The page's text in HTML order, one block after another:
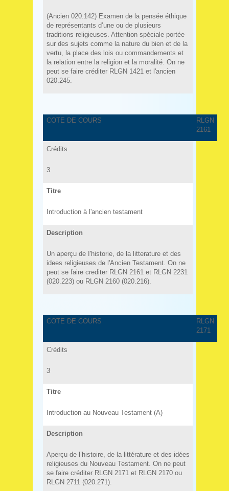
(Ancien 020.142) Examen de la pensée éthique
de représentants d’une ou de plusieurs
traditions religieuses. Attention spéciale portée
sur des sujets comme la nature du bien et de la
vertu, la place des lois ou commandements et
la relation entre la religion et la moralité. On ne
peut se faire créditer RLGN 1421 et l'ancien
020.245.
COTE DE COURS
RLGN
2161
Crédits
3
Titre
Introduction à l'ancien testament
Description
Un aperçu de I'historie, de la litterature et des
idees religieuses de l'Ancien Testament. On ne
peut se faire crediter RLGN 2161 et RLGN 2231
(020.223) ou RLGN 2160 (020.216).
COTE DE COURS
RLGN
2171
Crédits
3
Titre
Introduction au Nouveau Testament (A)
Description
Aperçu de l’histoire, de la littérature et des idées
religieuses du Nouveau Testament. On ne peut
se faire créditer RLGN 2171 et RLGN 2170 ou
RLGN 2711 (020.271).